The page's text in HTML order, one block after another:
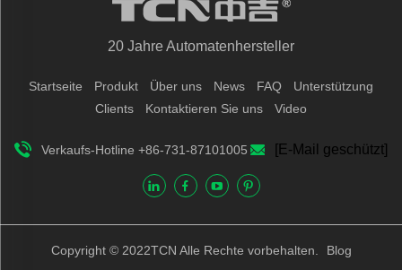
20 Jahre Automatenhersteller
Startseite Produkt Über uns News FAQ
Unterstützung
Clients
Kontaktieren Sie uns Video
Verkaufs-Hotline +86-731-87101005 [E-Mail geschützt]
Copyright © 2022TCN Alle Rechte vorbehalten. Blog